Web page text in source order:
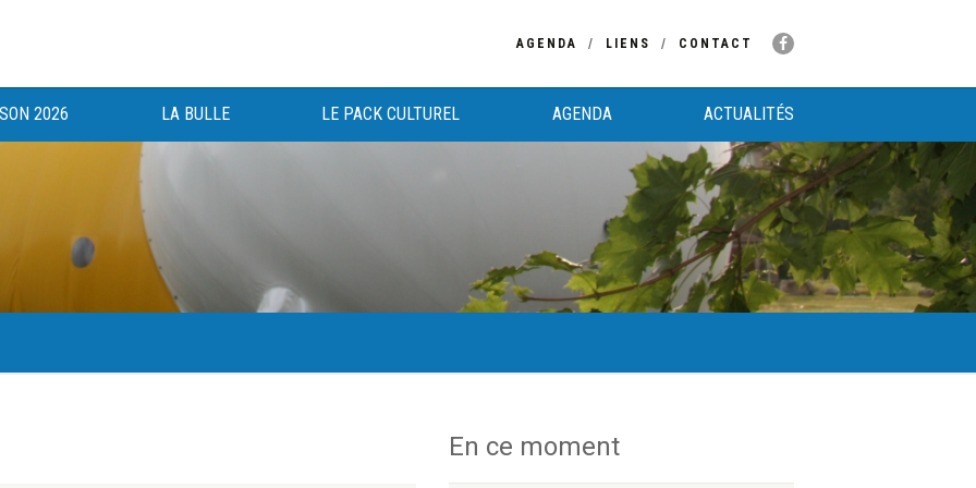
AGENDA LIENS CONTACT
2026 LA BULLE LE PACK CULTUREL AGENDA ACTUALITÉS
au bénéfice des haut-saônois depuis 1983. En ce moment